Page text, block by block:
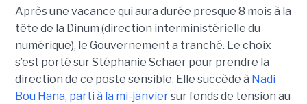
Après une vacance qui aura durée presque 8 mois à la
tête de la Dinum (direction interministérielle du
numérique), le Gouvernement a tranché. Le choix
s’est porté sur Stéphanie Schaer pour prendre la
direction de ce poste sensible. Elle succède à Nadi
Bou Hana, parti à la mi-janviersur fonds de tension au